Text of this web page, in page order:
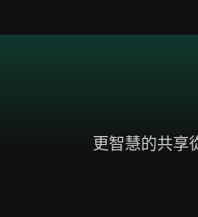
更智慧的共享